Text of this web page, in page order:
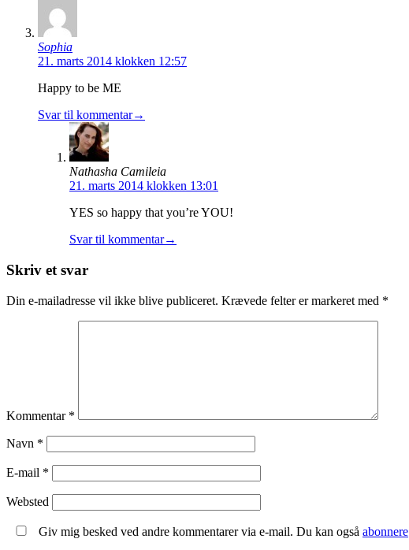
Sophia
21. marts 2014 klokken 12:57
Happy to be ME
Svar til kommentar→
Nathasha Camileia
21. marts 2014 klokken 13:01
YES so happy that you’re YOU!
Svar til kommentar→
Skriv et svar
Din e-mailadresse vil ikke blive publiceret. Krævede felter er markeret med *
Kommentar *
Navn *
E-mail *
Websted
Giv mig besked ved andre kommentarer via e-mail. Du kan også abonnere